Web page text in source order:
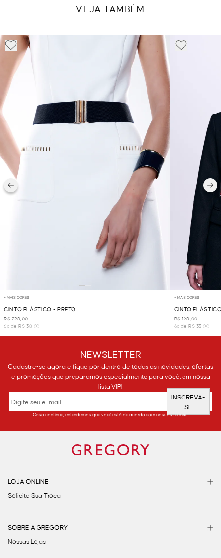
VEJA TAMBÉM
+ MAIS CORES
CINTO ELÁSTICO - PRETO
R$ 228,00
6x de R$ 38,00
+ MAIS CORES
CINTO
R$ 198,00
6x de R$ 33,00
NEWSLETTER
Cadastre-se agora e fique por dentro de todas as novidades, ofertas
e promoções que preparamos especialmente para você, em nossa
lista VIP!
INSCREVA-
SE
Caso continue, entendemos que você está de acordo com nossos termos.
LOJA ONLINE
Solicite Sua Troca
SOBRE A GREGORY
Nossas Lojas